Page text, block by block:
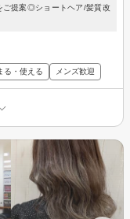
ご提案◎ショートヘア/髪質改
る・使える メンズ歓迎